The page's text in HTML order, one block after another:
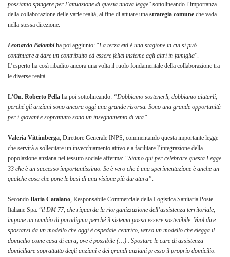
possiamo spingere per l’attuazione di questa nuova legge” sottolineando l’importanza
della collaborazione delle varie realtà, al fine di attuare una strategia comune che vada
nella stessa direzione.
Leonardo Palombiha poi aggiunto: “La terza età è una stagione in cui si può
continuare a dare un contribuito ed essere felici insieme agli altri in famiglia”.
L’esperto ha così ribadito ancora una volta il ruolo fondamentale della collaborazione tra
le diverse realtà.
L’On. Roberto Pella ha poi sottolineando: “Dobbiamo sostenerli, dobbiamo aiutarli,
perché gli anziani sono ancora oggi una grande risorsa. Sono una grande opportunità
per i giovani e soprattutto sono un insegnamento di vita”.
Valeria Vittimberga, Direttore Generale INPS, commentando questa importante legge
che servirà a sollecitare un invecchiamento attivo e a facilitare l’integrazione della
popolazione anziana nel tessuto sociale afferma: “Siamo qui per celebrare questa Legge
33 che è un successo importantissimo. Se è vero che è una sperimentazione è anche un
qualche cosa che pone le basi di una visione più duratura”.
Secondo Ilaria Catalano, Responsabile Commerciale della Logistica Sanitaria Poste
Italiane Spa: “il DM 77, che riguarda la riorganizzazione dell’assistenza territoriale,
impone un cambio di paradigma perché il sistema possa essere sostenibile. Vuol dire
spostarsi da un modello che oggi è ospedale-centrico, verso un modello che elegga il
domicilio come casa di cura, ove è possibile (…) . Spostare le cure di assistenza
domiciliare soprattutto degli anziani e dei grandi anziani presso il proprio domicilio.